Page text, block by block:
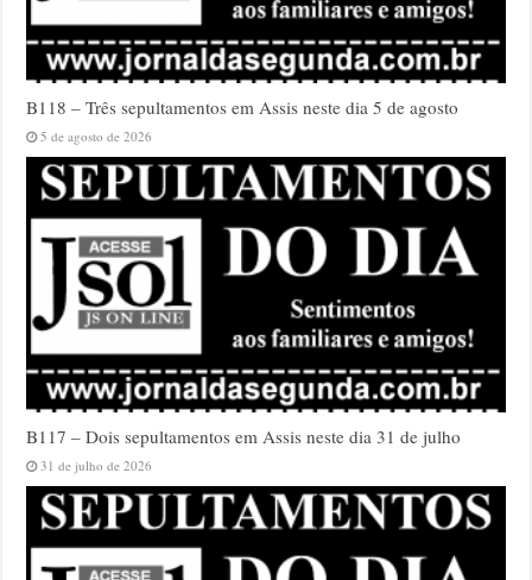
B118 – Três sepultamentos em Assis neste dia 5 de agosto
5 de agosto de 2026
B117 – Dois sepultamentos em Assis neste dia 31 de julho
31 de julho de 2026